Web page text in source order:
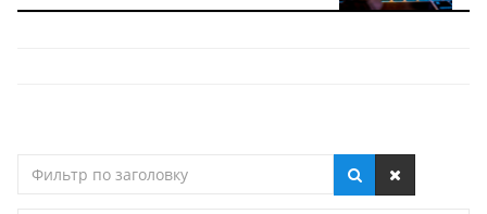
по